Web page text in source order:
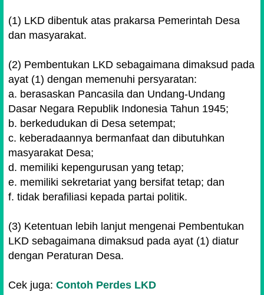
(1) LKD dibentuk atas prakarsa Pemerintah Desa
dan masyarakat.
(2) Pembentukan LKD sebagaimana dimaksud pada
ayat (1) dengan memenuhi persyaratan:
a. berasaskan Pancasila dan Undang-Undang
Dasar Negara Republik Indonesia Tahun 1945;
b. berkedudukan di Desa setempat;
c. keberadaannya bermanfaat dan dibutuhkan
masyarakat Desa;
d. memiliki kepengurusan yang tetap;
e. memiliki sekretariat yang bersifat tetap; dan
f. tidak berafiliasi kepada partai politik.
(3) Ketentuan lebih lanjut mengenai Pembentukan
LKD sebagaimana dimaksud pada ayat (1) diatur
dengan Peraturan Desa.
Cek juga: Contoh Perdes LKD